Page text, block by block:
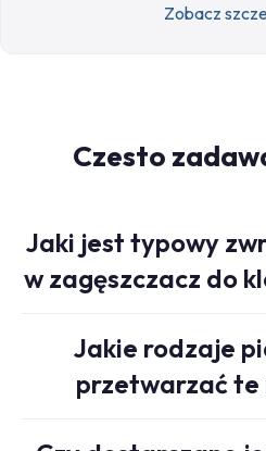
Zobacz
Czesto
Jaki jest typowy
w zagęszczacz do
wolumenu EPS oraz lokalnych
z recyklingu. Wielu klientów
Jakie rodzaje
przetwarzać te